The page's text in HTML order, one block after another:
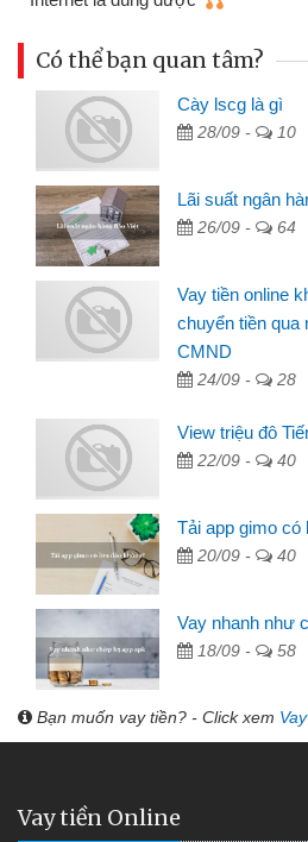
Có thể bạn quan tâm?
Cày lscg là gì
28/09 - 10
Lãi suất ngân
26/09 - 64
Vay tiền online
chuyển tiền qua
CMND
24/09 - 28
View triệu đô
22/09 - 40
Tải app gimo có
20/09 - 40
Vay nhanh như
18/09 - 58
Bạn muốn vay tiền? - Click xem
Vay tiền Online